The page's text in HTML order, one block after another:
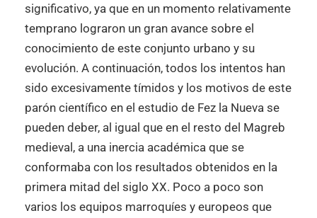
significativo, ya que en un momento relativamente
temprano lograron un gran avance sobre el
conocimiento de este conjunto urbano y su
evolución. A continuación, todos los intentos han
sido excesivamente tímidos y los motivos de este
parón científico en el estudio de Fez la Nueva se
pueden deber, al igual que en el resto del Magreb
medieval, a una inercia académica que se
conformaba con los resultados obtenidos en la
primera mitad del siglo XX. Poco a poco son
varios los equipos marroquíes y europeos que